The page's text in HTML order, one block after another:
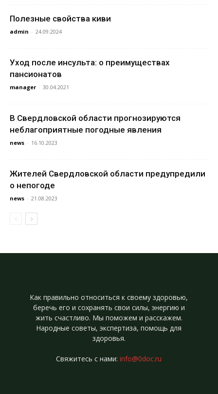
Полезные свойства киви
admin - 24.09.2024
Уход после инсульта: о преимуществах
пансионатов
manager - 30.04.2021
В Свердловской области прогнозируются
неблагоприятные погодные явления
news - 16.10.2023
Жителей Свердловской области предупредили
о непогоде
news - 21.08.2023
Как правильно относиться к своему здоровью,
беречь его и сохранять свои силы, энергию и
жить счастливо. Мы поможем и расскажем.
Народные советы, экспертиза, помощь для
здоровья.
Свяжитесь с нами:info@0doc.ru